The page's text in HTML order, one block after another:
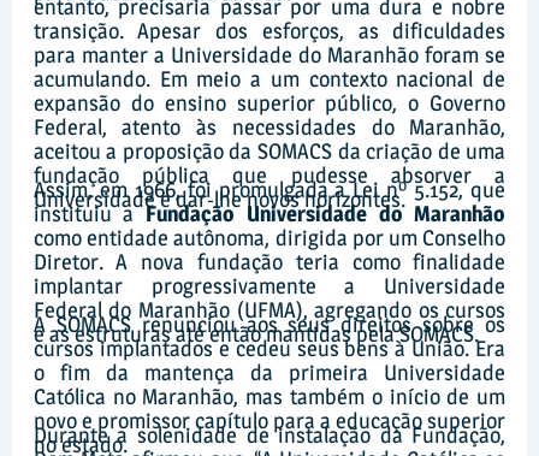
entanto, precisaria passar por uma dura e nobre
transição. Apesar dos esforços, as dificuldades
para manter a Universidade do Maranhão foram se
acumulando. Em meio a um contexto nacional de
expansão do ensino superior público, o Governo
Federal, atento às necessidades do Maranhão,
aceitou a proposição da SOMACS da criação de uma
fundação pública que pudesse absorver a
Universidade e dar-lhe novos horizontes.
Assim, em 1966, foi promulgada a Lei nº 5.152, que
instituiu aFundação Universidade do Maranhão
como entidade autônoma, dirigida por um Conselho
Diretor. A nova fundação teria como finalidade
implantar progressivamente a Universidade
Federal do Maranhão (UFMA), agregando os cursos
e as estruturas até então mantidas pela SOMACS.
A SOMACS renunciou aos seus direitos sobre os
cursos implantados e cedeu seus bens à União. Era
o fim da mantença da primeira Universidade
Católica no Maranhão, mas também o início de um
novo e promissor capítulo para a educação superior
no estado.
Durante a solenidade de instalação da Fundação,